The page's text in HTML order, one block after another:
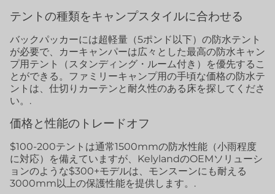
テントの種類をキャンプスタイルに合わせる
バックパッカーには超軽量（5ポンド以下）の防水テント
が必要で、カーキャンパーは広々とした最高の防水キャン
プ用テント（スタンディング・ルーム付き）を優先するこ
とができる。ファミリーキャンプ用の手頃な価格の防水テ
ントは、仕切りカーテンと耐久性のある床を探してくださ
い。.
価格と性能のトレードオフ
$100-200テントは通常1500mmの防水性能（小雨程度
に対応）を備えていますが、KelylandのOEMソリューシ
ョンのような$300+モデルは、モンスーンにも耐える
3000mm以上の保護性能を提供します。.